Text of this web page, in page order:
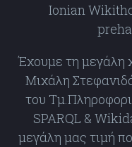
Ionian
Έχουμε τη μεγάλη
Μιχάλη
του
SPARQL &
μεγάλη μας τιμή